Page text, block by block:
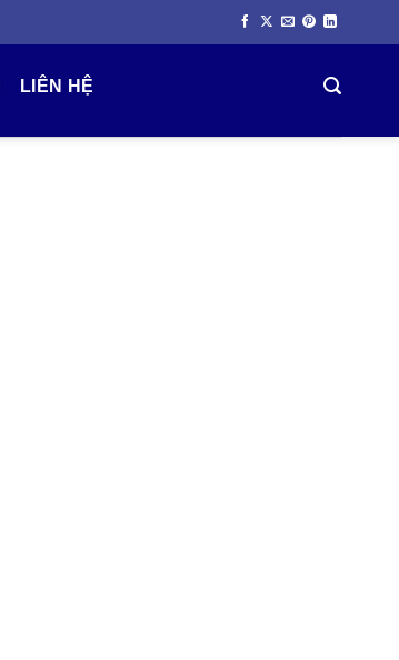
LIÊN HỆ